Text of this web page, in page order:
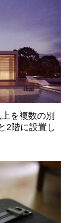
を複数の別
2階に設置し